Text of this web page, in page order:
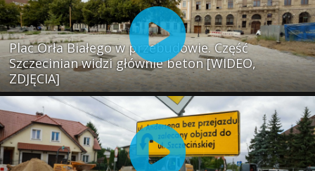
Plac Orła Białego w przebudowie. Część
Szczecinian widzi głównie beton [WIDEO,
ZDJĘCIA]